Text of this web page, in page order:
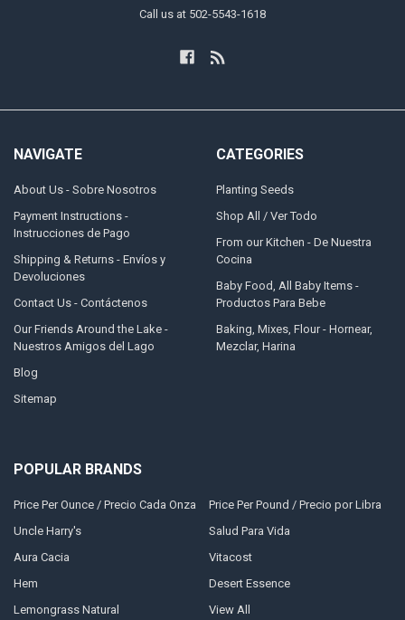
Call us at 502-5543-1618
NAVIGATE
About Us - Sobre Nosotros
Payment Instructions -
Instrucciones de Pago
Shipping & Returns - Envíos y
Devoluciones
Contact Us - Contáctenos
Our Friends Around the Lake -
Nuestros Amigos del Lago
Blog
Sitemap
CATEGORIES
Planting Seeds
Shop All / Ver Todo
From our Kitchen - De Nuestra
Cocina
Baby Food, All Baby Items -
Productos Para Bebe
Baking, Mixes, Flour - Hornear,
Mezclar, Harina
POPULAR BRANDS
Price Per Ounce / Precio Cada Onza
Uncle Harry's
Aura Cacia
Hem
Lemongrass Natural
Price Per Pound / Precio por Libra
Salud Para Vida
Vitacost
Desert Essence
View All